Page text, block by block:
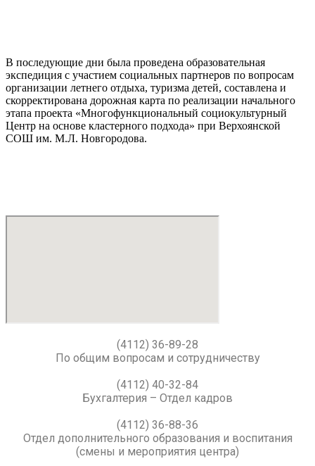
В последующие дни была проведена образовательная
экспедиция с участием социальных партнеров по вопросам
организации летнего отдыха, туризма детей, составлена и
скорректирована дорожная карта по реализации начального
этапа проекта «Многофункциональный социокультурный
Центр на основе кластерного подхода» при Верхоянской
СОШ им. М.Л. Новгородова.
(4112) 36-89-28
По общим вопросам и сотрудничеству
(4112) 40-32-84
Бухгалтерия – Отдел кадров
(4112) 36-88-36
Отдел дополнительного образования и воспитания
(смены и мероприятия центра)